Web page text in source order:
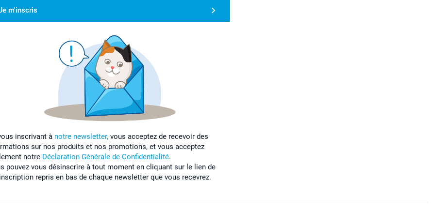
m'inscris
inscrivant à notre newsletter, vous acceptez de recevoir des
sur nos produits et nos promotions, et vous acceptez
notre Déclaration Générale de Confidentialité.
pouvez vous désinscrire à tout moment en cliquant sur le lien de
repris en bas de chaque newsletter que vous recevrez.